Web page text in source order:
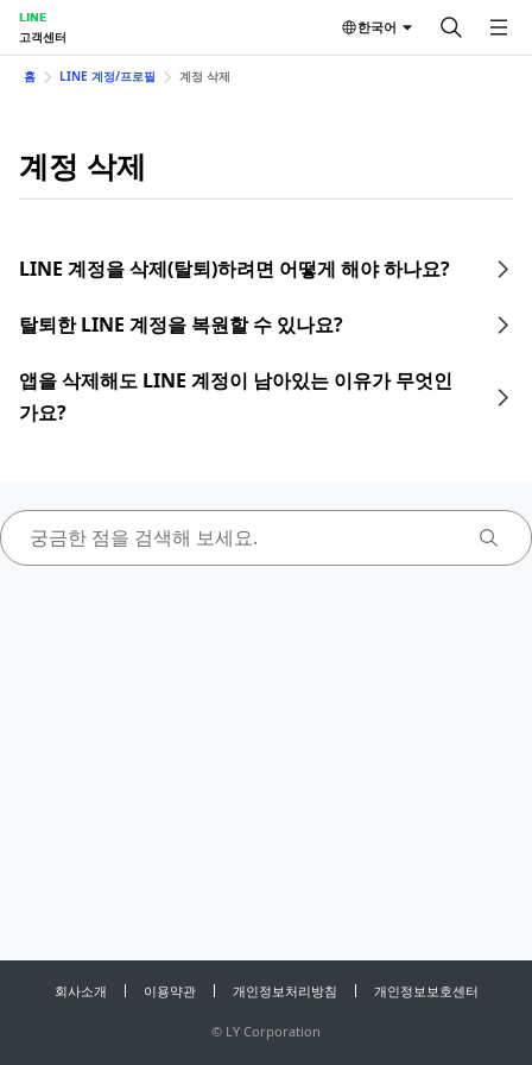
LINE
고객센터
한국어
홈 LINE 계정/프로필 계정 삭제
계정 삭제
LINE 계정을 삭제(탈퇴)하려면 어떻게 해야 하나요?
탈퇴한 LINE 계정을 복원할 수 있나요?
앱을 삭제해도 LINE 계정이 남아있는 이유가 무엇인
가요?
회사소개 이용약관 개인정보처리방침 개인정보보호센터
© LY Corporation